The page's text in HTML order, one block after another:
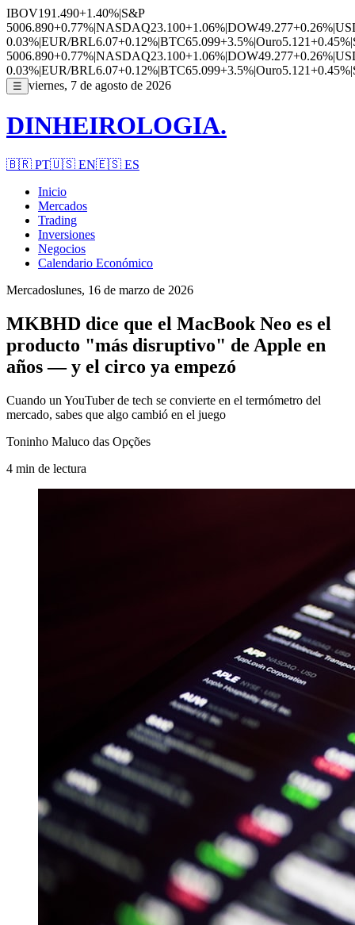
IBOV191.490+1.40%|S&P
5006.890+0.77%|NASDAQ23.100+1.06%|DOW49.277+0.26%|
0.03%|EUR/BRL6.07+0.12%|BTC65.099+3.5%|Ouro5.121+0.45%|
5006.890+0.77%|NASDAQ23.100+1.06%|DOW49.277+0.26%|
0.03%|EUR/BRL6.07+0.12%|BTC65.099+3.5%|Ouro5.121+0.45%|
☰ viernes, 7 de agosto de 2026
DINHEIROLOGIA.
🇧🇷 PT🇺🇸 EN🇪🇸 ES
Inicio
Mercados
Trading
Inversiones
Negocios
Calendario Económico
Mercadoslunes, 16 de marzo de 2026
MKBHD dice que el MacBook Neo es el
producto "más disruptivo" de Apple en
años — y el circo ya empezó
Cuando un YouTuber de tech se convierte en el termómetro del
mercado, sabes que algo cambió en el juego
Toninho Maluco das Opções
4 min de lectura